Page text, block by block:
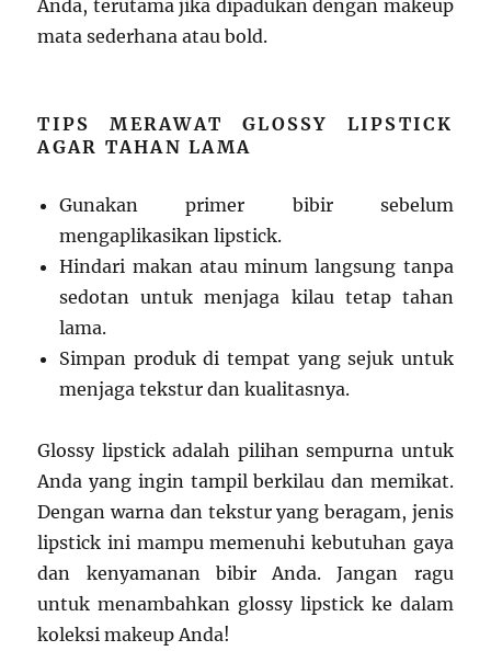
Anda, terutama jika dipadukan dengan makeup
mata sederhana atau bold.
TIPS MERAWAT GLOSSY LIPSTICK
AGAR TAHAN LAMA
Gunakan primer bibir sebelum
mengaplikasikan lipstick.
Hindari makan atau minum langsung tanpa
sedotan untuk menjaga kilau tetap tahan
lama.
Simpan produk di tempat yang sejuk untuk
menjaga tekstur dan kualitasnya.
Glossy lipstick adalah pilihan sempurna untuk
Anda yang ingin tampil berkilau dan memikat.
Dengan warna dan tekstur yang beragam, jenis
lipstick ini mampu memenuhi kebutuhan gaya
dan kenyamanan bibir Anda. Jangan ragu
untuk menambahkan glossy lipstick ke dalam
koleksi makeup Anda!